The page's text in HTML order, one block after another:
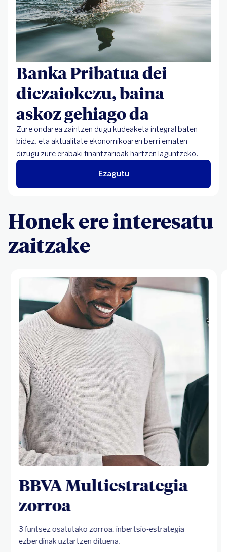
Banka Pribatua dei
diezaiokezu, baina
askoz gehiago da
Zure ondarea zaintzen dugu kudeaketa integral baten
bidez, eta aktualitate ekonomikoaren berri ematen
dizugu zure erabaki finantzarioak hartzen laguntzeko.
Ezagutu
Honek ere interesatu
zaitzake
BBVA Multiestrategia
zorroa
3 funtsez osatutako zorroa, inbertsio-estrategia
ezberdinak uztartzen dituena.